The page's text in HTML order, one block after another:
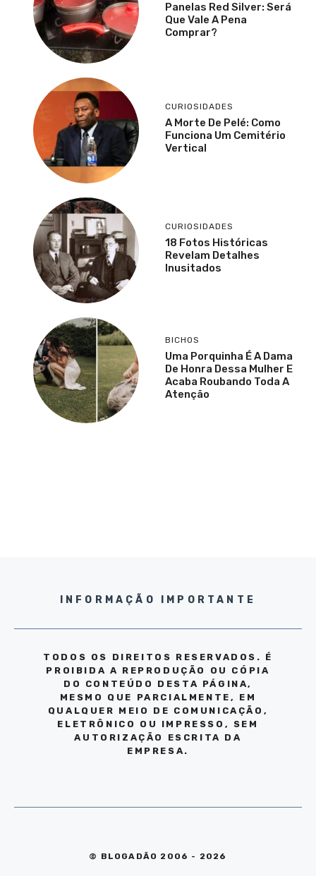
Panelas Red Silver: Será
Que Vale A Pena
Comprar?
CURIOSIDADES
A Morte De Pelé: Como
Funciona Um Cemitério
Vertical
CURIOSIDADES
18 Fotos Históricas
Revelam Detalhes
Inusitados
BICHOS
Uma Porquinha É A Dama
De Honra Dessa Mulher E
Acaba Roubando Toda A
Atenção
INFORMAÇÃO IMPORTANTE
TODOS OS DIREITOS RESERVADOS. É
PROIBIDA A REPRODUÇÃO OU CÓPIA
DO CONTEÚDO DESTA PÁGINA,
MESMO QUE PARCIALMENTE, EM
QUALQUER MEIO DE COMUNICAÇÃO,
ELETRÔNICO OU IMPRESSO, SEM
AUTORIZAÇÃO ESCRITA DA
EMPRESA.
© BLOGADÃO 2006 - 2026